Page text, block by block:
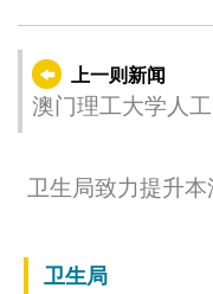
上一则新闻
澳门理工大学人
卫生局致力提升
合作协议签署仪式
卫生局